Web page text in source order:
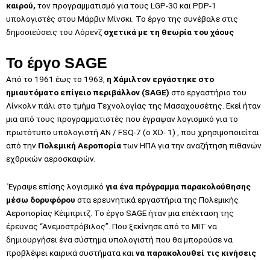
καιρού, τον προγραμματισμό για τους LGP-30 και PDP-1
υπολογιστές στου Μάρβιν Μίνσκι. Το έργο της συνέβαλε στις
δημοσιεύσεις του Λόρενζ σχετικά με τη θεωρία του χάους
Το έργο SAGE
Από το 1961 έως το 1963, η Χάμιλτον εργάστηκε στο
ημιαυτόματο επίγειο περιβάλλον (SAGE) στο εργαστήριο του
Λίνκολν πάλι στο τμήμα Τεχνολογίας της Μασαχουσέτης. Εκεί ήταν
μια από τους προγραμματιστές που έγραψαν λογισμικό για το
πρωτότυπο υπολογιστή AN / FSQ-7 (ο XD- 1) , που χρησιμοποιείται
από την Πολεμική Αεροπορίατων ΗΠΑ για την αναζήτηση πιθανών
εχθρικών αεροσκαφών.
Έγραψε επίσης λογισμικό για ένα πρόγραμμα παρακολούθησης
μέσω δορυφόρου στα ερευνητικά εργαστήρια της Πολεμικής
Αεροπορίας Κέιμπριτζ. Το έργο SAGE ήταν μια επέκταση της
έρευνας “Ανεμοστρόβιλος”. Που ξεκίνησε από το MIT να
δημιουργήσει ένα σύστημα υπολογιστή που θα μπορούσε να
προβλέψει καιρικά συστήματα και να παρακολουθεί τις κινήσεις